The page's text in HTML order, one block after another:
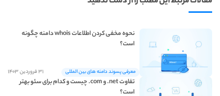
معرفی پسوند دامنه های بین المللی ۳۱ فروردین ۱۴۰۳
نحوه مخفی کردن اطلاعات whois دامنه چگونه
است؟
تفاوت net. و com. چیست و کدام برای سئو بهتر
است؟